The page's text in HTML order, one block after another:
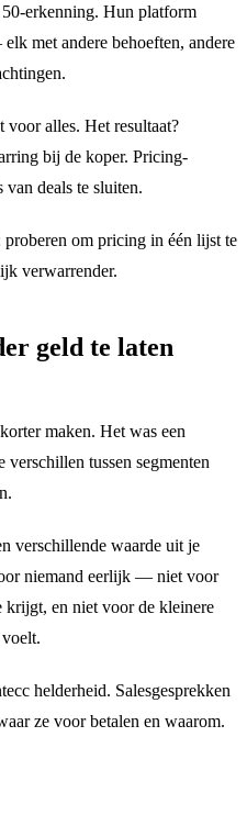
erkenning. Hun platform
met andere behoeften, andere
alles. Het resultaat?
bij de koper. Pricing-
deals te sluiten.
om pricing in één lijst te
verwarrender.
geld te laten
maken. Het was een
tussen segmenten
verschillende waarde uit je
niemand eerlijk — niet voor
krijgt, en niet voor de kleinere
helderheid. Salesgesprekken
ze voor betalen en waarom.